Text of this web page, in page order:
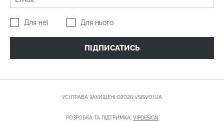
Для неї Для нього
ПІДПИСАТИСЬ
УСІ ПРАВА ЗАХИЩЕНІ ©2026 VSISVOI.UA
РОЗРОБКА ТА ПІДТРИМКА: VIPDESIGN